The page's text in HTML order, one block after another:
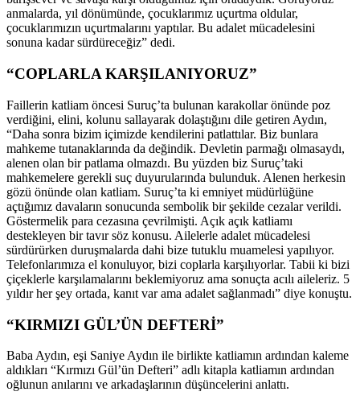
anmalarda, yıl dönümünde, çocuklarımız uçurtma oldular,
çocuklarımızın uçurtmalarını yaptılar. Bu adalet mücadelesini
sonuna kadar sürdüreceğiz” dedi.
“COPLARLA KARŞILANIYORUZ”
Faillerin katliam öncesi Suruç’ta bulunan karakollar önünde poz
verdiğini, elini, kolunu sallayarak dolaştığını dile getiren Aydın,
“Daha sonra bizim içimizde kendilerini patlattılar. Biz bunlara
mahkeme tutanaklarında da değindik. Devletin parmağı olmasaydı,
alenen olan bir patlama olmazdı. Bu yüzden biz Suruç’taki
mahkemelere gerekli suç duyurularında bulunduk. Alenen herkesin
gözü önünde olan katliam. Suruç’ta ki emniyet müdürlüğüne
açtığımız davaların sonucunda sembolik bir şekilde cezalar verildi.
Göstermelik para cezasına çevrilmişti. Açık açık katliamı
destekleyen bir tavır söz konusu. Ailelerle adalet mücadelesi
sürdürürken duruşmalarda dahi bize tutuklu muamelesi yapılıyor.
Telefonlarımıza el konuluyor, bizi coplarla karşılıyorlar. Tabii ki bizi
çiçeklerle karşılamalarını beklemiyoruz ama sonuçta acılı aileleriz. 5
yıldır her şey ortada, kanıt var ama adalet sağlanmadı” diye konuştu.
“KIRMIZI GÜL’ÜN DEFTERİ”
Baba Aydın, eşi Saniye Aydın ile birlikte katliamın ardından kaleme
aldıkları “Kırmızı Gül’ün Defteri” adlı kitapla katliamın ardından
oğlunun anılarını ve arkadaşlarının düşüncelerini anlattı.